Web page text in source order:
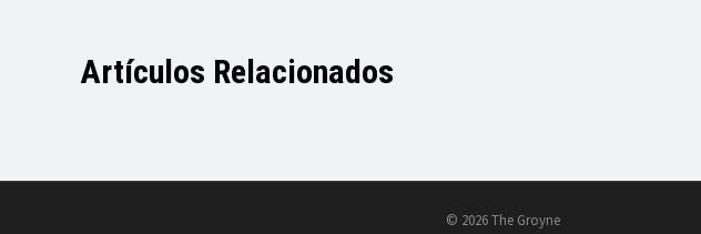
Artículos Relacionados
© 2026 The Groyne